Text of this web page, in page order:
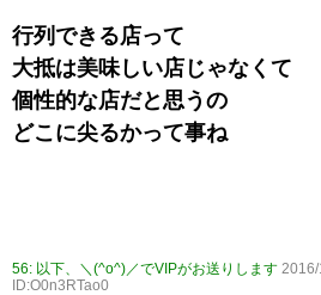
行列できる店って
大抵は美味しい店じゃなくて
個性的な店だと思うの
どこに尖るかって事ね
56: 以下、＼(^o^)／でVIPがお送りします
ID:O0n3RTao0